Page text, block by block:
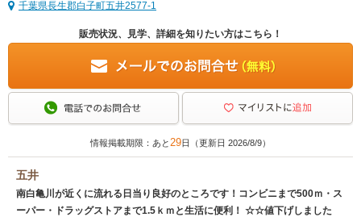
千葉県長生郡白子町五井2577-1
販売状況、見学、詳細を知りたい方はこちら！
情報掲載期限：あと 29日（更新日 2026/8/9）
五井
南白亀川が近くに流れる日当り良好のところです！コンビニまで500ｍ・ス
ーパー・ドラッグストアまで1.5ｋｍと生活に便利！ ☆☆値下げしました